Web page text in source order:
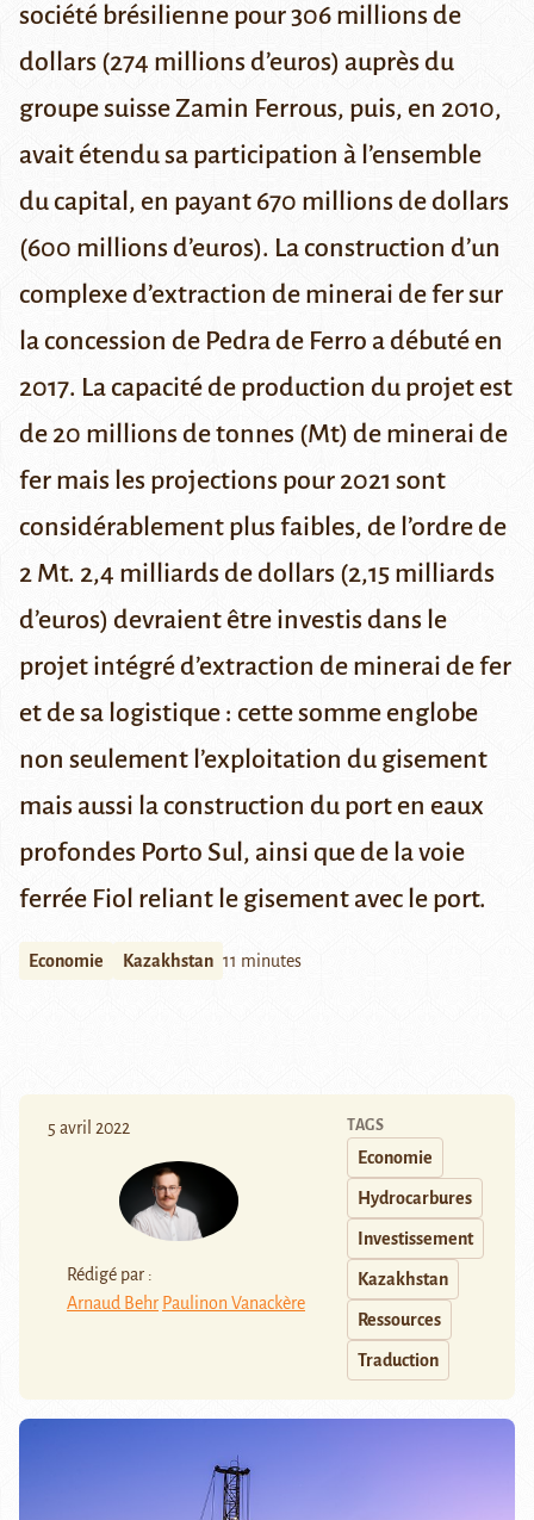
société brésilienne pour 306 millions de
dollars (274 millions d’euros) auprès du
groupe suisseZamin Ferrous, puis, en 2010,
avait étendu sa participation à l’ensemble
du capital, en payant 670 millions de dollars
(600 millions d’euros). La construction d’un
complexe d’extraction de minerai de fer sur
la concession de Pedra de Ferro a débuté en
2017. La capacité de production du projet est
de 20 millions de tonnes (Mt) de minerai de
fer mais les projections pour 2021 sont
considérablement plus faibles, de l’ordre de
2 Mt. 2,4 milliards de dollars (2,15 milliards
d’euros) devraient être investis dans le
projet intégré d’extraction de minerai de fer
et de sa logistique : cette somme englobe
non seulement l’exploitation du gisement
mais aussi la construction du port en eaux
profondes Porto Sul, ainsi que de la voie
ferrée Fiol reliant le gisement avec le port.
Economie Kazakhstan 11 minutes
5 avril 2022
Rédigé par :
Arnaud Behr Paulinon Vanackère
TAGS
Economie
Hydrocarbures
Investissement
Kazakhstan
Ressources
Traduction